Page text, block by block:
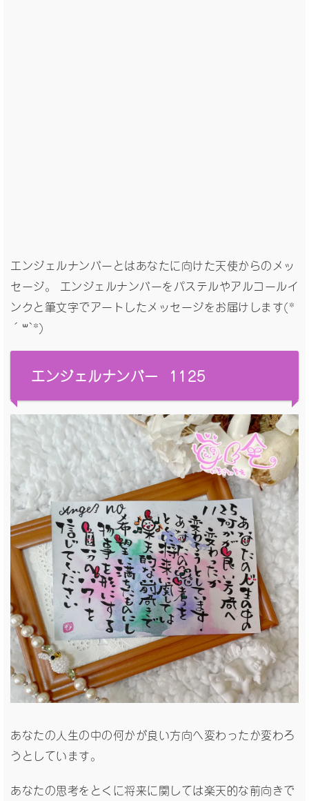
エンジェルナンバーとはあなたに向けた天使からのメッ
セージ。 エンジェルナンバーをパステルやアルコールイ
ンクと筆文字でアートしたメッセージをお届けします(*
´꒳`*)
エンジェルナンバー 1125
あなたの人生の中の何かが良い方向へ変わったか変わろ
うとしています。
あなたの思考をとくに将来に関しては楽天的な前向きで